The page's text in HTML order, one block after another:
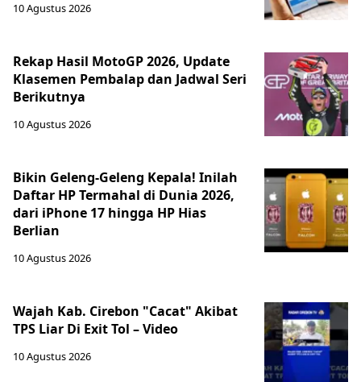
10 Agustus 2026
Rekap Hasil MotoGP 2026, Update
Klasemen Pembalap dan Jadwal Seri
Berikutnya
10 Agustus 2026
Bikin Geleng-Geleng Kepala! Inilah
Daftar HP Termahal di Dunia 2026,
dari iPhone 17 hingga HP Hias
Berlian
10 Agustus 2026
Wajah Kab. Cirebon "Cacat" Akibat
TPS Liar Di Exit Tol – Video
10 Agustus 2026